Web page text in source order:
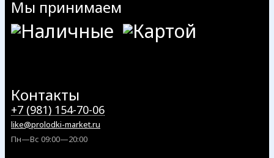
Мы принимаем
Контакты
+7 (981) 154-70-06
like@prolodki-market.ru
Пн—Вс 09:00—20:00